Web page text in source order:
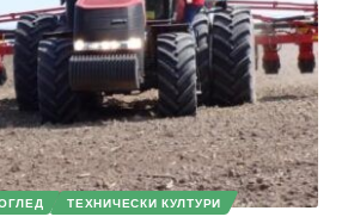
ТЕХНИЧЕСКИ КУЛТУРИ